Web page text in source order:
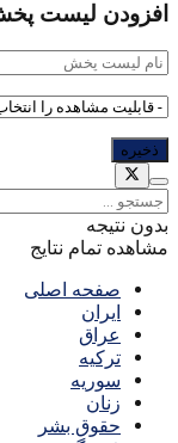
افزودن لیست
بدون نتیجه
مشاهده تمام نتایج
صفحه اصلی
ایران
عراق
ترکیه
سوریه
زنان
حقوق بشر